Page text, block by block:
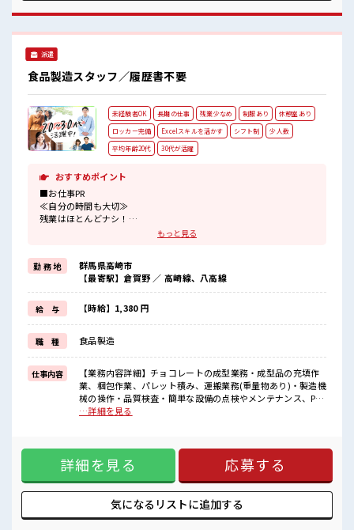
すい雰囲気の職場です！ 明るすぎたり奇抜過ぎなければヘア
カラーOK！ 休憩時間にゆっくりできるスペース完備！ 残業
派遣
食品製造スタッフ／履歴書不要
未経験者OK 長期の仕事 残業少なめ 制服あり
休憩室あり
ロッカー完備
Excelスキルを活かす シフト制
少人数
平均年齢20代
30代が活躍
おすすめポイント
■お仕事PR
≪自分の時間も大切≫
残業はほとんどナシ！
場合によってはお願いすることもあります♪
制服があるので、
毎日の服装の悩み解消♪
≪初めての仕事だけど自分にもできそう≫
新しいことにチャレンジするのは不安だけど、
しっかり働く環境が整っています！
イチからスキルUP・ステップUP目指していきましょう！
≪自分に向いている仕事が探せる≫
困った事などがあれば、
担当がしっかりサポートします！
■職場の雰囲気
少人数ですぐに馴染むことができそう♪
アットホームな環境☆
ここから経験積んでいきましょ！
もっと見る
勤 務 地
群馬県高崎市
【最寄駅】倉賀野 ／ 高崎線、八高線
給 与 【時給】1,380 円
職 種 食品製造
仕事内容
【業務内容詳細】チョコレートの成型業務・成型品の充填作
業、梱包作業、パレット積み、運搬業務(重量物あり)・製造機
械の操作・品質検査・簡単な設備の点検やメンテナンス、PC
作業(エクセルへの簡単な入力作業があります。)【取扱製品情
機能的な制服アリ≫ 制服があるので、 毎日の服装の悩み解消
♪ ≪初めての仕事だけど自分にもできそう≫ 新しいことにチ
ャレンジするのは不安だけど、 しっかり働く環境が整ってい
ます！ イチからスキルUP・ステップUP目指していきましょ
う！ ≪自分に向いている仕事が探せる≫ 困った事などがあれ
ば、 担当がしっかりサポートします！ ■職場の雰囲気 少人数
…詳細を見る
詳細を見る 応募する
気になるリストに追加する